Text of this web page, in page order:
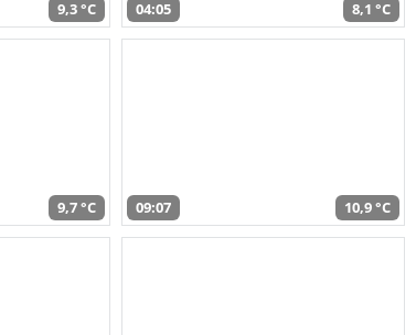
9,3 °C 04:05 8,1 °C
9,7 °C 09:07 10,9 °C